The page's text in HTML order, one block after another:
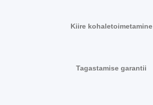
Kiire kohaletoimetamine
Tagastamise garantii